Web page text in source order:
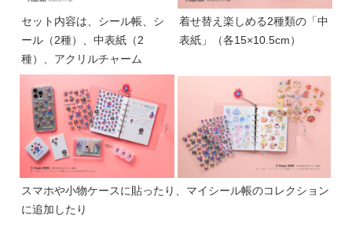
セット内容は、シール帳、シ
ール（2種）、中表紙（2
種）、アクリルチャーム
着せ替え楽しめる2種類の「中
表紙」（各15×10.5cm）
スマホや小物ケースに貼ったり、マイシール帳のコレクション
に追加したり